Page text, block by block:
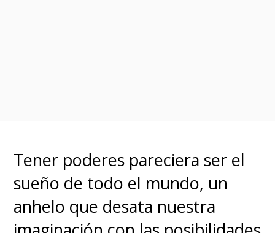
'Bambietta Basterbine'). De
hecho,he enviado muchas
ideas de batallas y diseños
Tener poderes pareciera ser el
sueño de todo el mundo, un
anhelo que desata nuestra